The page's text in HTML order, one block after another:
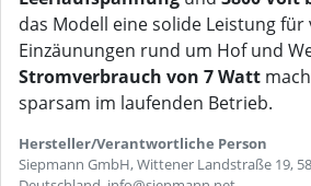
das Modell eine solide Leistung für
Einzäunungen rund um Hof und
Stromverbrauch von 7 Watt
sparsam im laufenden Betrieb.
Hersteller/Verantwortliche Person
Siepmann GmbH, Wittener Landstraße 19,